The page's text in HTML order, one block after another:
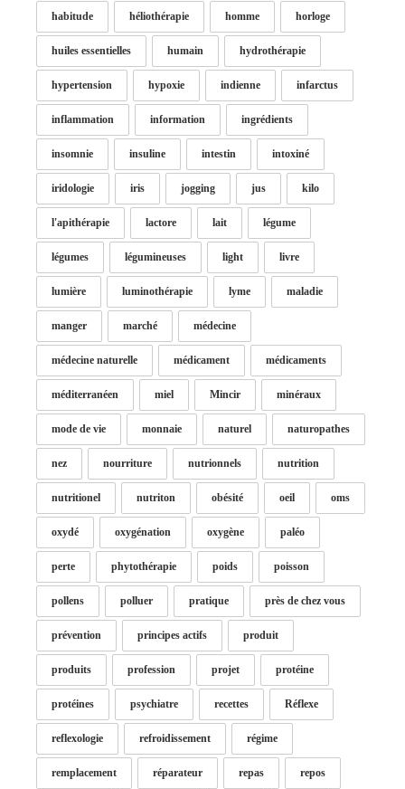
habitude héliothérapie homme horloge
huiles essentielles humain hydrothérapie
hypertension hypoxie indienne infarctus
inflammation information ingrédients
insomnie insuline intestin intoxiné
iridologie iris jogging jus kilo
l'apithérapie lactore lait légume
légumes légumineuses light livre
lumière luminothérapie lyme maladie
manger marché médecine
médecine naturelle médicament médicaments
méditerranéen miel Mincir minéraux
mode de vie monnaie naturel naturopathes
nez nourriture nutrionnels nutrition
nutritionel nutriton obésité oeil oms
oxydé oxygénation oxygène paléo
perte phytothérapie poids poisson
pollens polluer pratique près de chez vous
prévention principes actifs produit
produits profession projet protéine
protéines psychiatre recettes Réflexe
reflexologie refroidissement régime
remplacement réparateur repas repos